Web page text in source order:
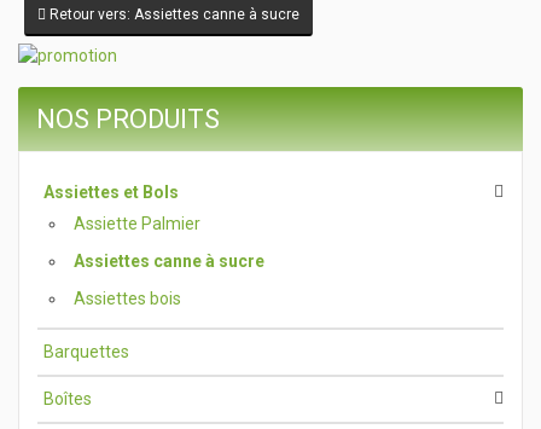
Retour vers: Assiettes canne à sucre
NOS PRODUITS
Assiettes et Bols
Assiette Palmier
Assiettes canne à sucre
Assiettes bois
Barquettes
Boîtes